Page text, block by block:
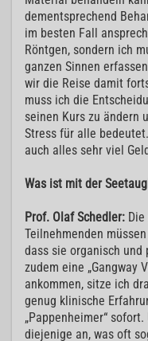
dementsprechend
im besten Fall
Röntgen, sondern ich
ganzen Sinnen
wir die Reise damit
muss ich die
seinen Kurs zu ändern
Stress für alle
auch alles sehr viel
Was ist mit der
Prof. Olaf Schedler:
Teilnehmenden
dass sie organisch und
zudem eine „Gangway
ankommen, sitze ich
genug klinische
„Pappenheimer“
diejenige an, was oft